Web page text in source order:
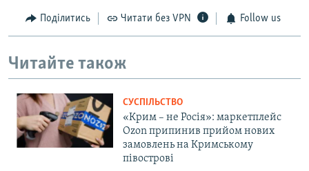
Поділитись Читати без VPN Follow us
Читайте також
СУСПІЛЬСТВО
«Крим – не Росія»: маркетплейс
Ozon припинив прийом нових
замовлень на Кримському
півострові